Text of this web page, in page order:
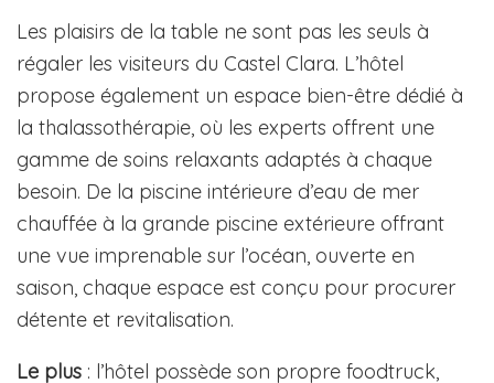
Les plaisirs de la table ne sont pas les seuls à
régaler les visiteurs du Castel Clara. L’hôtel
propose également un espace bien-être dédié à
la thalassothérapie, où les experts offrent une
gamme de soins relaxants adaptés à chaque
besoin. De la piscine intérieure d’eau de mer
chauffée à la grande piscine extérieure offrant
une vue imprenable sur l’océan, ouverte en
saison, chaque espace est conçu pour procurer
détente et revitalisation.
Le plus : l’hôtel possède son propre foodtruck,